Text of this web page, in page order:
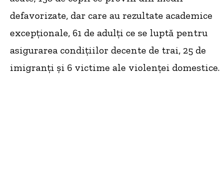
defavorizate, dar care au rezultate academice
excepționale, 61 de adulți ce se luptă pentru
asigurarea condițiilor decente de trai, 25 de
imigranți și 6 victime ale violenței domestice.